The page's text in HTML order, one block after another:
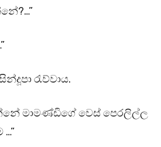
රැව්වාය.
මාමණ්ඩිගේ වෙස් පෙරලිල්ල